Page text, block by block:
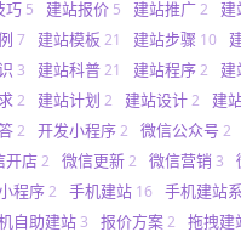
巧 5 建站报价 5 建站推广2 建
7 建站模板 21 建站步骤 10
3 建站科普21 建站程序2 建
2 建站计划 2 建站设计2 建
2 开发小程序2 微信公众号 2
开店2 微信更新2 微信营销 3
程序2 手机建站 16 手机建站
自助建站 3 报价方案2 拖拽建